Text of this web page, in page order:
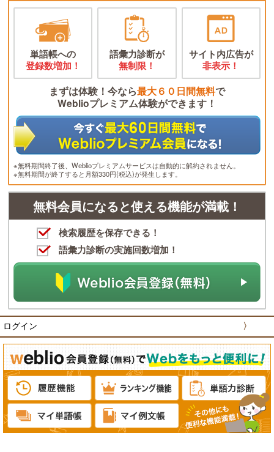
単語帳への
登録数増加！
語彙力診断が
無制限！
サイト内広告が
非表示！
まずは体験！今なら最大６０日間無料で
Weblioプレミアム体験ができます！
※無料期間終了後、Weblioプレミアムサービスは自動的に解約されません。
※無料期間が終了すると月額330円(税込)が発生します。
無料会員になると使える機能が満載！
検索履歴を保存できる！
語彙力診断の実施回数増加！
ログイン 〉